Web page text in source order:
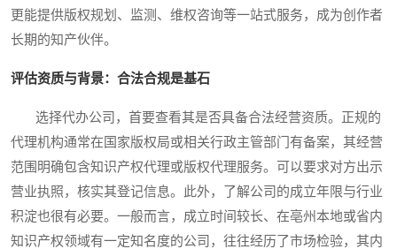
更能提供版权规划、监测、维权咨询等一站式服务，成为创作者
长期的知产伙伴。
评估资质与背景：合法合规是基石
选择代办公司，首要查看其是否具备合法经营资质。正规的
代理机构通常在国家版权局或相关行政主管部门有备案，其经营
范围明确包含知识产权代理或版权代理服务。可以要求对方出示
营业执照，核实其登记信息。此外，了解公司的成立年限与行业
积淀也很有必要。一般而言，成立时间较长、在亳州本地或省内
知识产权领域有一定知名度的公司，往往经历了市场检验，其内